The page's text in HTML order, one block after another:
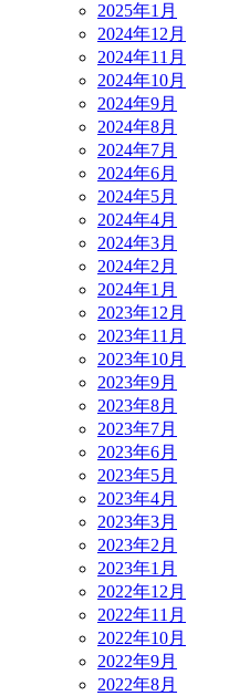
2025年1月
2024年12月
2024年11月
2024年10月
2024年9月
2024年8月
2024年7月
2024年6月
2024年5月
2024年4月
2024年3月
2024年2月
2024年1月
2023年12月
2023年11月
2023年10月
2023年9月
2023年8月
2023年7月
2023年6月
2023年5月
2023年4月
2023年3月
2023年2月
2023年1月
2022年12月
2022年11月
2022年10月
2022年9月
2022年8月